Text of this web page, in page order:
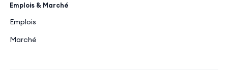
Emplois & Marché
Emplois
Marché